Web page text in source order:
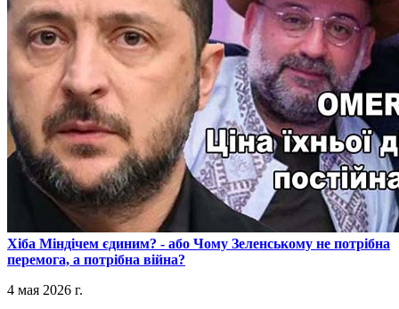
​Хіба Міндічем єдиним? - або Чому Зеленському не потрібна
перемога, а потрібна війна?
4 мая 2026 г.